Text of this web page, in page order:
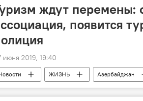
ждут перемены:
появится
июня 2019, 19:40
ЖИЗНЬ Азербайджан